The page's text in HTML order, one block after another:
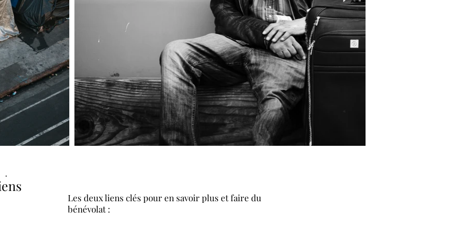
Les deux liens clés pour en savoir plus et faire du
bénévolat :